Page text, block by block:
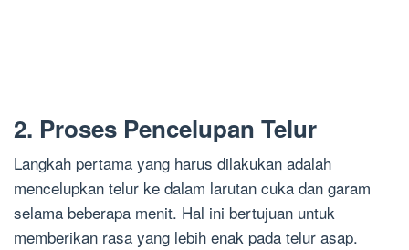
2. Proses Pencelupan Telur
Langkah pertama yang harus dilakukan adalah
mencelupkan telur ke dalam larutan cuka dan garam
selama beberapa menit. Hal ini bertujuan untuk
memberikan rasa yang lebih enak pada telur asap.